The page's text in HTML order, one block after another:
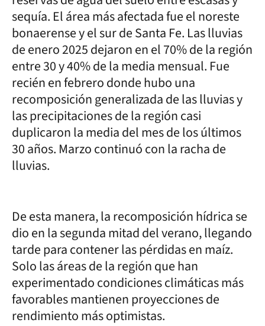
sequía. El área más afectada fue el noreste
bonaerense y el sur de Santa Fe. Las lluvias
de enero 2025 dejaron en el 70% de la región
entre 30 y 40% de la media mensual. Fue
recién en febrero donde hubo una
recomposición generalizada de las lluvias y
las precipitaciones de la región casi
duplicaron la media del mes de los últimos
30 años. Marzo continuó con la racha de
lluvias.
De esta manera, la recomposición hídrica se
dio en la segunda mitad del verano, llegando
tarde para contener las pérdidas en maíz.
Solo las áreas de la región que han
experimentado condiciones climáticas más
favorables mantienen proyecciones de
rendimiento más optimistas.